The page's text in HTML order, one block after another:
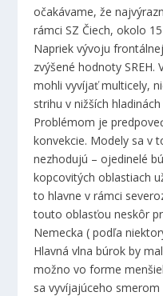
očakávame, že
rámci SZ Čiech, okolo
Napriek vývoju
zvýšené hodnoty
mohli vyvíjať multicely,
strihu v nižších
Problémom je
konvekcie. Modely sa v
nezhodujú – ojedinelé
kopcovitých oblastiach
to hlavne v rámci
touto oblasťou neskôr
Nemecka ( podľa
Hlavná vlna búrok by
možno vo forme
sa vyvíjajúceho smerom